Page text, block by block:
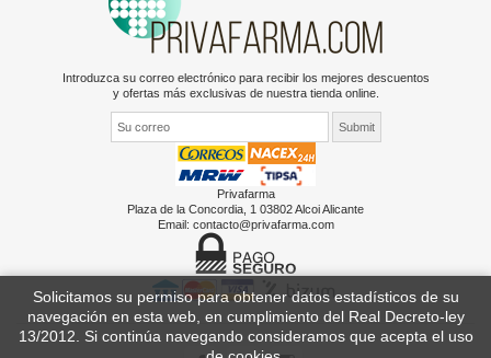
Introduzca su correo electrónico para recibir los mejores descuentos
y ofertas más exclusivas de nuestra tienda online.
Privafarma
Plaza de la Concordia, 1 03802 Alcoi Alicante
Email: contacto@privafarma.com
Solicitamos su permiso para obtener datos estadísticos de su
navegación en esta web, en cumplimiento del Real Decreto-ley
13/2012. Si continúa navegando consideramos que acepta el uso